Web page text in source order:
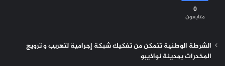
0
متابعون
الشرطة الوطنية تتمكن من تفكيك شبكة إجرامية لتهريب و ترويج
المخدرات بمدينة نواذيبو